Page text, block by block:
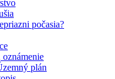
počasia?
plán